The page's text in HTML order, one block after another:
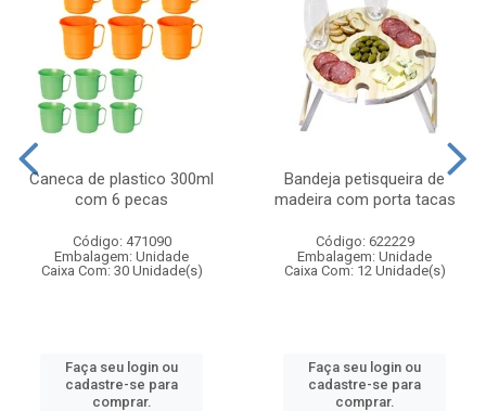
Caneca de plastico 300ml
com 6 pecas
Código: 471090
Embalagem: Unidade
Caixa Com: 30 Unidade(s)
Faça seu login ou
cadastre-se para
comprar.
Bandeja petisqueira de
madeira com porta tacas
Código: 622229
Embalagem: Unidade
Caixa Com: 12 Unidade(s)
Faça seu login ou
cadastre-se para
comprar.